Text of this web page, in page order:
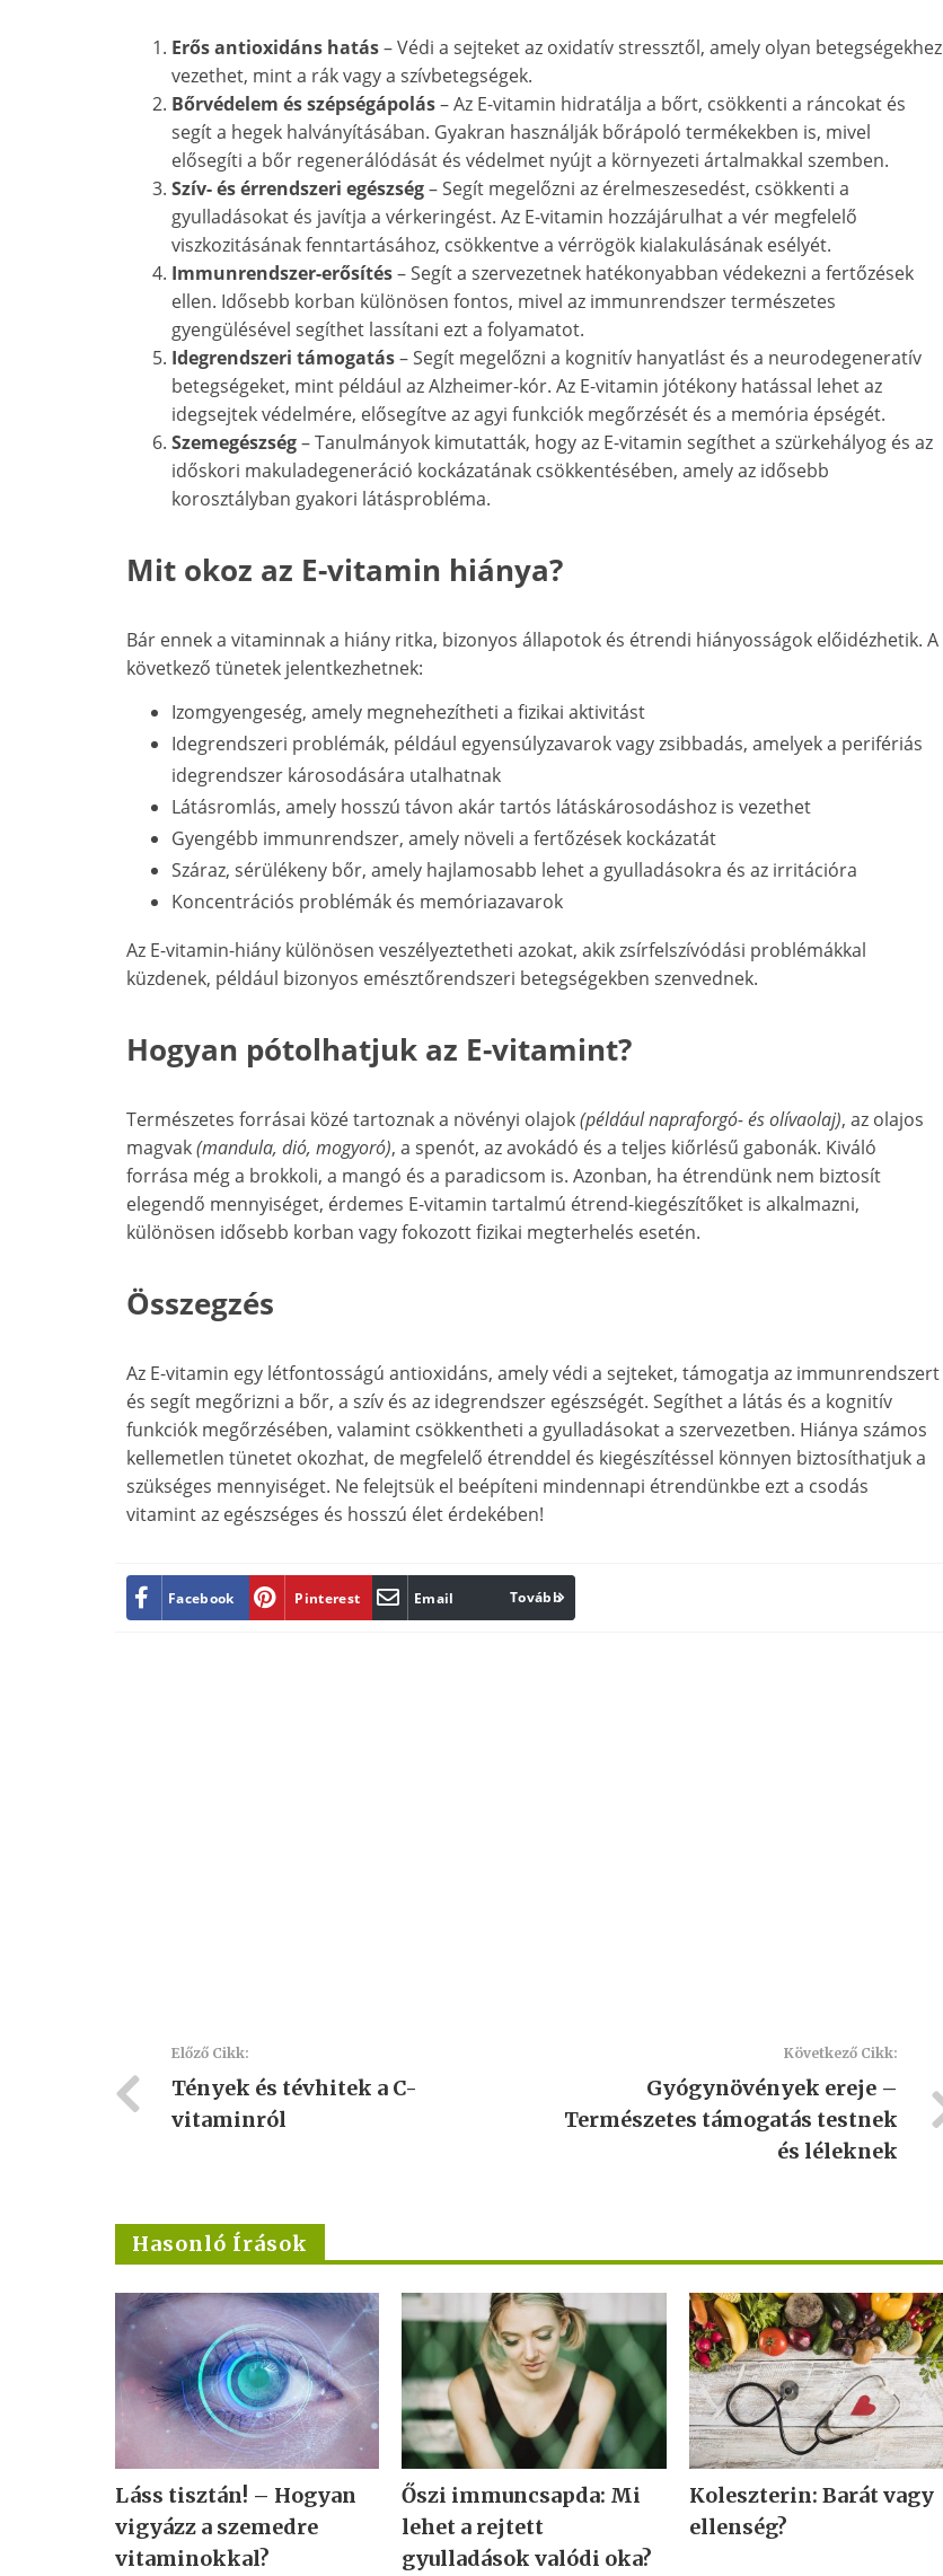
Erős antioxidáns hatás– Védi a sejteket az oxidatív stressztől, amely olyan betegségekhez
vezethet, mint a rák vagy a szívbetegségek.
Bőrvédelem és szépségápolás– Az E-vitamin hidratálja a bőrt, csökkenti a ráncokat és
segít a hegek halványításában. Gyakran használják bőrápoló termékekben is, mivel
elősegíti a bőr regenerálódását és védelmet nyújt a környezeti ártalmakkal szemben.
Szív- és érrendszeri egészség– Segít megelőzni az érelmeszesedést, csökkenti a
gyulladásokat és javítja a vérkeringést. Az E-vitamin hozzájárulhat a vér megfelelő
viszkozitásának fenntartásához, csökkentve a vérrögök kialakulásának esélyét.
Immunrendszer-erősítés– Segít a szervezetnek hatékonyabban védekezni a fertőzések
ellen. Idősebb korban különösen fontos, mivel az immunrendszer természetes
gyengülésével segíthet lassítani ezt a folyamatot.
Idegrendszeri támogatás– Segít megelőzni a kognitív hanyatlást és a neurodegeneratív
betegségeket, mint például az Alzheimer-kór. Az E-vitamin jótékony hatással lehet az
idegsejtek védelmére, elősegítve az agyi funkciók megőrzését és a memória épségét.
Szemegészség– Tanulmányok kimutatták, hogy az E-vitamin segíthet a szürkehályog és az
időskori makuladegeneráció kockázatának csökkentésében, amely az idősebb
korosztályban gyakori látásprobléma.
Mit okoz az E-vitamin hiánya?
Bár ennek a vitaminnak a hiány ritka, bizonyos állapotok és étrendi hiányosságok előidézhetik. A
következő tünetek jelentkezhetnek:
Izomgyengeség, amely megnehezítheti a fizikai aktivitást
Idegrendszeri problémák, például egyensúlyzavarok vagy zsibbadás, amelyek a perifériás
idegrendszer károsodására utalhatnak
Látásromlás, amely hosszú távon akár tartós látáskárosodáshoz is vezethet
Gyengébb immunrendszer, amely növeli a fertőzések kockázatát
Száraz, sérülékeny bőr, amely hajlamosabb lehet a gyulladásokra és az irritációra
Koncentrációs problémák és memóriazavarok
Az E-vitamin-hiány különösen veszélyeztetheti azokat, akik zsírfelszívódási problémákkal
küzdenek, például bizonyos emésztőrendszeri betegségekben szenvednek.
Hogyan pótolhatjuk az E-vitamint?
Természetes forrásai közé tartoznak a növényi olajok(például napraforgó- és olívaolaj), az olajos
magvak(mandula, dió, mogyoró), a spenót, az avokádó és a teljes kiőrlésű gabonák. Kiváló
forrása még a brokkoli, a mangó és a paradicsom is. Azonban, ha étrendünk nem biztosít
elegendő mennyiséget, érdemes E-vitamin tartalmú étrend-kiegészítőket is alkalmazni,
különösen idősebb korban vagy fokozott fizikai megterhelés esetén.
Összegzés
Az E-vitamin egy létfontosságú antioxidáns, amely védi a sejteket, támogatja az immunrendszert
és segít megőrizni a bőr, a szív és az idegrendszer egészségét. Segíthet a látás és a kognitív
funkciók megőrzésében, valamint csökkentheti a gyulladásokat a szervezetben. Hiánya számos
kellemetlen tünetet okozhat, de megfelelő étrenddel és kiegészítéssel könnyen biztosíthatjuk a
szükséges mennyiséget. Ne felejtsük el beépíteni mindennapi étrendünkbe ezt a csodás
vitamint az egészséges és hosszú élet érdekében!
Facebook Pinterest Email Print
Tovább
Előző Cikk:
Tények és tévhitek a C-
vitaminról
Következő Cikk:
Gyógynövények ereje –
Természetes támogatás testnek
és léleknek
Hasonló Írások
Láss tisztán! – Hogyan
vigyázz a szemedre
vitaminokkal?
Őszi immuncsapda: Mi
lehet a rejtett
gyulladások valódi oka?
Koleszterin: Barát vagy
ellenség?